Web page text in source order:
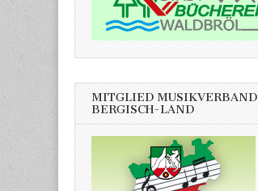
MITGLIED MUSIKVERBAND
BERGISCH-LAND